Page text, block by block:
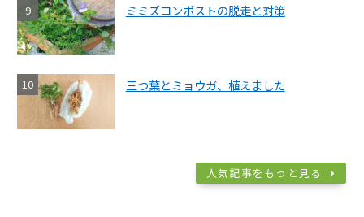
ミミズコンポストの脱走と対策
三つ葉とミョウガ、植えました
人気記事をもっと見る